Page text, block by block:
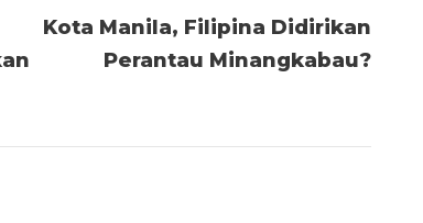
Kota Manila, Filipina Didirikan
Perantau Minangkabau?